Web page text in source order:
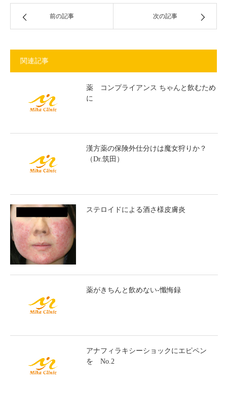
前の記事 次の記事
関連記事
薬 コンプライアンス ちゃんと飲むため
に
漢方薬の保険外仕分けは魔女狩りか？
（Dr.筑田）
ステロイドによる酒さ様皮膚炎
薬がきちんと飲めない-懺悔録
アナフィラキシーショックにエピペン
を No.2